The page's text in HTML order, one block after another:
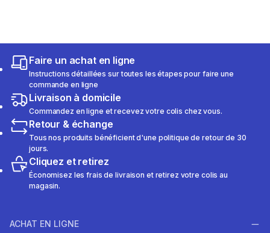
Faire un achat en ligne
Instructions détaillées sur toutes les étapes pour faire une
commande en ligne
Livraison à domicile
Commandez en ligne et recevez votre colis chez vous.
Retour & échange
Tous nos produits bénéficient d'une politique de retour de 30
jours.
Cliquez et retirez
Économisez les frais de livraison et retirez votre colis au
magasin.
ACHAT EN LIGNE